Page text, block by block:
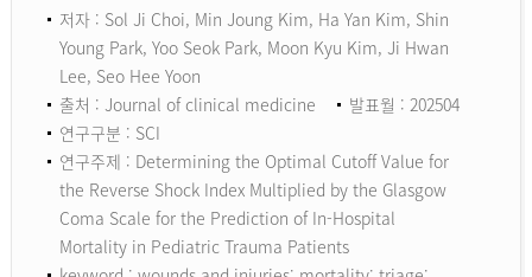
저자 : Sol Ji Choi, Min Joung Kim, Ha Yan Kim, Shin
Young Park, Yoo Seok Park, Moon Kyu Kim, Ji Hwan
Lee, Seo Hee Yoon
출처 : Journal of clinical medicine
발표월 : 202504
연구구분 : SCI
연구주제 : Determining the Optimal Cutoff Value for
the Reverse Shock Index Multiplied by the Glasgow
Coma Scale for the Prediction of In-Hospital
Mortality in Pediatric Trauma Patients